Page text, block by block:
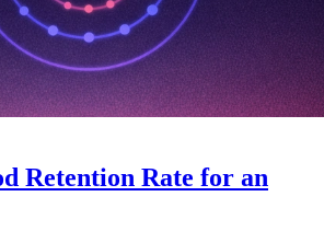
Retention Rate for an